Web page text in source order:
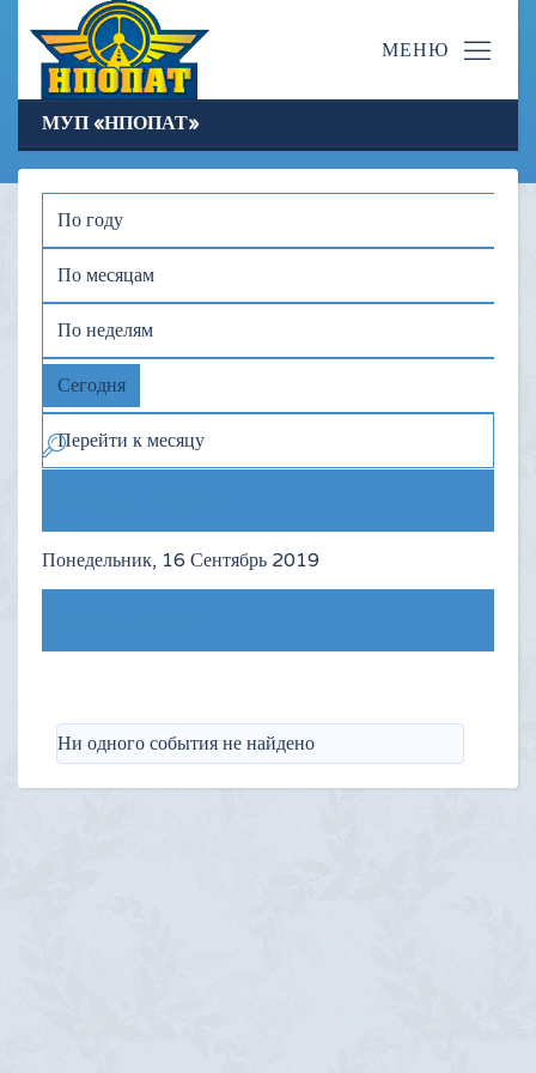
МУП «НПОПАТ»
По году
По месяцам
По неделям
Сегодня
Перейти к месяцу
Понедельник, 16 Сентябрь 2019
Ни одного события не найдено